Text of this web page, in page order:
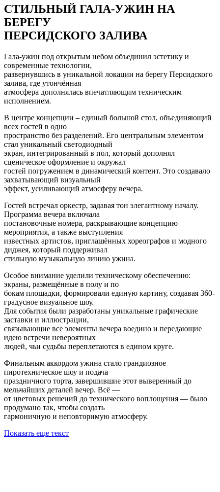
СТИЛЬНЫЙ ГАЛА-УЖИН НА
БЕРЕГУ
ПЕРСИДСКОГО ЗАЛИВА
Гала-ужин под открытым небом объединил эстетику и
современные технологии,
развернувшись в уникальной локации на берегу Персидского
залива, где утончённая
атмосфера дополнялась впечатляющим техническим
исполнением.
В центре концепции – единый большой стол, объединяющий
всех гостей в одно
пространство без разделений. Его центральным элементом
стал уникальный светодиодный
экран, интегрированный в пол, который дополнял
сценическое оформление и окружал
гостей погружением в динамический контент. Это создавало
захватывающий визуальный
эффект, усиливающий атмосферу вечера.
Гостей встречал оркестр, задавая тон элегантному началу.
Программа вечера включала
постановочные номера, раскрывающие концепцию
мероприятия, а также выступления
известных артистов, приглашённых хореографов и модного
диджея, который поддерживал
стильную музыкальную линию ужина.
Особое внимание уделили техническому обеспечению:
экраны, размещённые в полу и по
бокам площадки, формировали единую картину, создавая 360-
градусное визуальное шоу.
Для события были разработаны уникальные графические
заставки и иллюстрации,
связывающие все элементы вечера воедино и передающие
идею встречи невероятных
людей, чьи судьбы переплетаются в едином круге.
Финальным аккордом ужина стало грандиозное
пиротехническое шоу и подача
праздничного торта, завершившие этот выверенный до
мельчайших деталей вечер. Всё —
от цветовых решений до технического воплощения — было
продумано так, чтобы создать
гармоничную и неповторимую атмосферу.
Показать еще текст